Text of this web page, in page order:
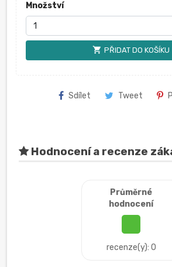
Množství
shopping_cart PŘIDAT DO KOŠÍKU
Sdílet Tweet
Hodnocení a recenze
Průměrné
hodnocení
recenze(y): 0